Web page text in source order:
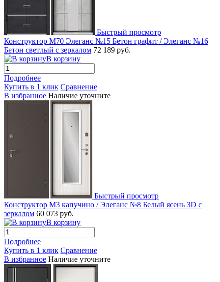
Быстрый просмотр
Конструктор М70 Элеганс №15 Бетон графит / Элеганс №16
Бетон светлый с зеркалом 72 189 руб.
В корзину
Подробнее
Купить в 1 клик Сравнение
В избранное Наличие уточните
Быстрый просмотр
Конструктор М3 капучино / Элеганс №8 Белый ясень 3D с
зеркалом 60 073 руб.
В корзину
Подробнее
Купить в 1 клик Сравнение
В избранное Наличие уточните